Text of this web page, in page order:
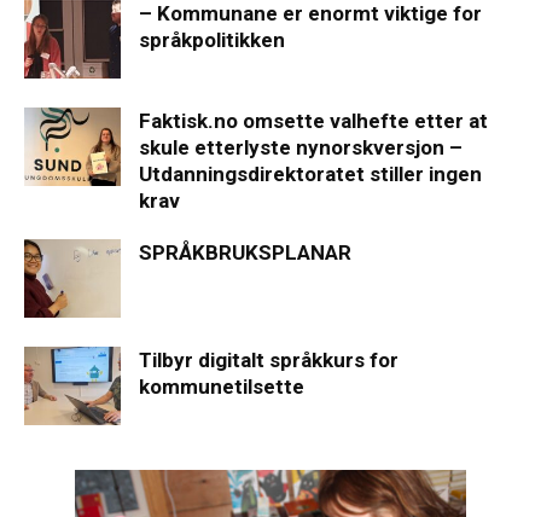
– Kommunane er enormt viktige for
språkpolitikken
Faktisk.no omsette valhefte etter at
skule etterlyste nynorskversjon –
Utdanningsdirektoratet stiller ingen
krav
SPRÅKBRUKSPLANAR
Tilbyr digitalt språkkurs for
kommunetilsette